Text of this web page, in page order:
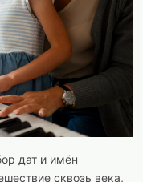
дат и имён
сквозь века,